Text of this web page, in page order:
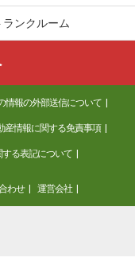
ンクルーム
情報の外部送信について
産情報に関する免責事項
る表記について
わせ 運営会社